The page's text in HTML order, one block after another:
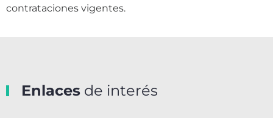
contrataciones vigentes.
Enlaces de interés